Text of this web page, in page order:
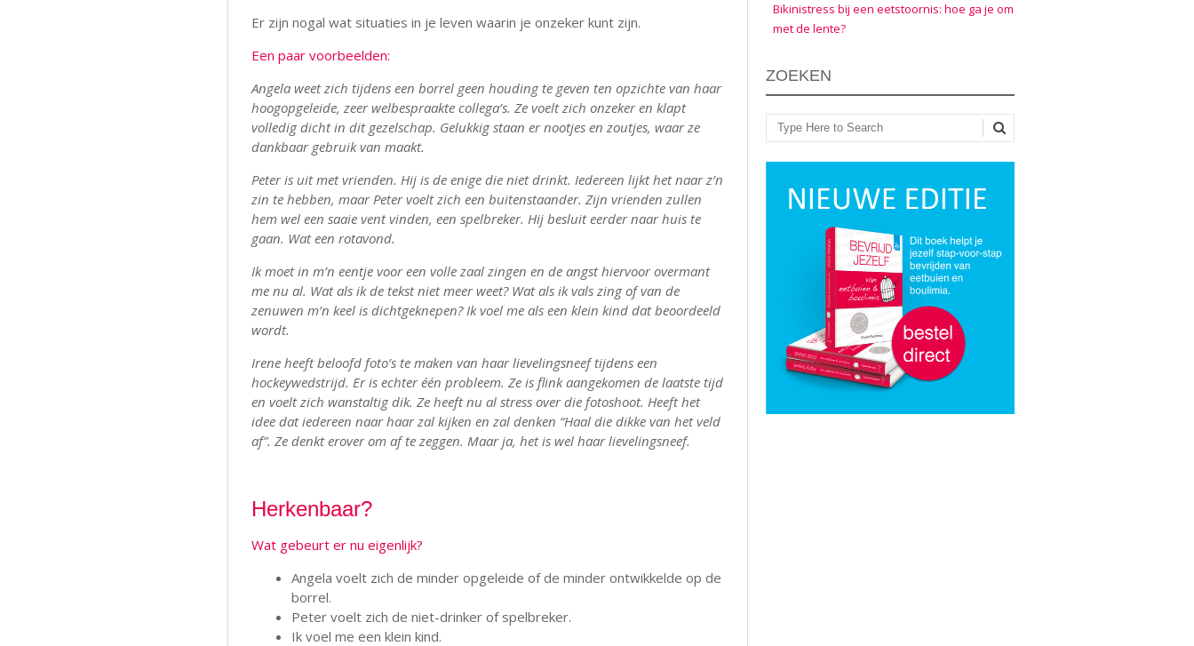
Er zijn nogal wat situaties in je leven waarin je onzeker kunt zijn.
Een paar voorbeelden:
Angela weet zich tijdens een borrel geen houding te geven ten opzichte van haar
hoogopgeleide, zeer welbespraakte collega’s. Ze voelt zich onzeker en klapt
volledig dicht in dit gezelschap. Gelukkig staan er nootjes en zoutjes, waar ze
dankbaar gebruik van maakt.
Peter is uit met vrienden. Hij is de enige die niet drinkt. Iedereen lijkt het naar z’n
zin te hebben, maar Peter voelt zich een buitenstaander. Zijn vrienden zullen
hem wel een saaie vent vinden, een spelbreker. Hij besluit eerder naar huis te
gaan. Wat een rotavond.
Ik moet in m’n eentje voor een volle zaal zingen en de angst hiervoor overmant
me nu al. Wat als ik de tekst niet meer weet? Wat als ik vals zing of van de
zenuwen m’n keel is dichtgeknepen? Ik voel me als een klein kind dat beoordeeld
wordt.
Irene heeft beloofd foto’s te maken van haar lievelingsneef tijdens een
hockeywedstrijd. Er is echteréén probleem. Ze is flink aangekomen de laatste tijd
en voelt zich wanstaltig dik. Ze heeft nu al stress over die fotoshoot. Heeft het
idee dat iedereen naar haar zal kijken en zal denken “Haal die dikke van het veld
af”. Ze denkt erover om af te zeggen. Maar ja, het is wel haar lievelingsneef.
Herkenbaar?
Wat gebeurt er nu eigenlijk?
Angela voelt zich de minder opgeleide of de minder ontwikkelde op de
borrel.
Peter voelt zich de niet-drinker of spelbreker.
Ik voel me een klein kind.
Bikinistress bij een eetstoornis: hoe ga je om
met de lente?
ZOEKEN
Zoeken